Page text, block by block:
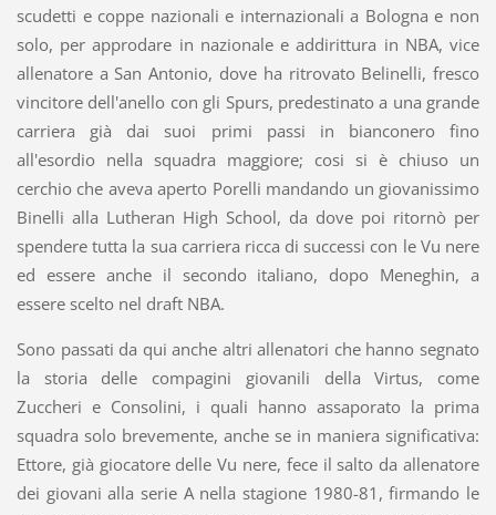
scudetti e coppe nazionali e internazionali a Bologna e non
solo, per approdare in nazionale e addirittura in NBA, vice
allenatore a San Antonio, dove ha ritrovato Belinelli, fresco
vincitore dell'anello con gli Spurs, predestinato a una grande
carriera già dai suoi primi passi in bianconero fino
all'esordio nella squadra maggiore; cosi si è chiuso un
cerchio che aveva aperto Porelli mandando un giovanissimo
Binelli alla Lutheran High School, da dove poi ritornò per
spendere tutta la sua carriera ricca di successi con le Vu nere
ed essere anche il secondo italiano, dopo Meneghin, a
essere scelto nel draft NBA.
Sono passati da qui anche altri allenatori che hanno segnato
la storia delle compagini giovanili della Virtus, come
Zuccheri e Consolini, i quali hanno assaporato la prima
squadra solo brevemente, anche se in maniera significativa:
Ettore, già giocatore delle Vu nere, fece il salto da allenatore
dei giovani alla serie A nella stagione 1980-81, firmando le